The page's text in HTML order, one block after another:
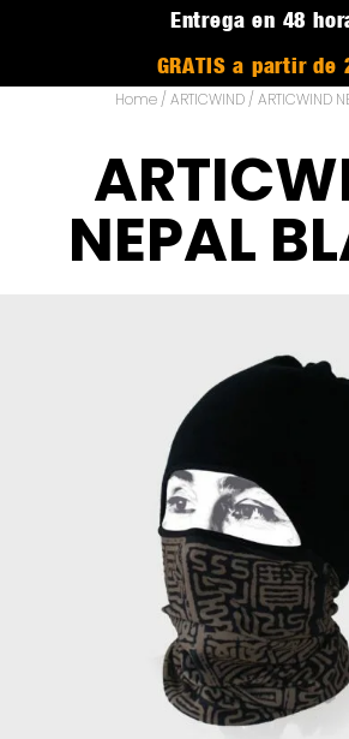
Entrega en 48
GRATIS a partir de
Home/ ARTICWIND/ ARTICWIND
NEPAL